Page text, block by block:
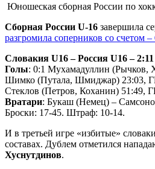
Юношеская сборная России по
Сборная России U-16 завершила
разгромила соперников со счетом –
Словакия U16 – Россия U16 –
Голы: 0:1 Мухамадуллин (Рычков,
Шимко (Путала, Шмиджар) 23:03,
Стеклов (Петров, Коханин) 51:49,
Вратари: Букаш (Немец) –
Броски: 17-45. Штраф: 10-14.
И в третьей игре «избитые»
составах. Дублем отметился
Хуснутдинов.